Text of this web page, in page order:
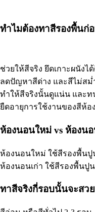
ทำไมต้องทาสีรองพื้นก่
ช่วยให้สีจริง ยึดเกาะผนังไ
ลดปัญหาสีด่าง และสีไม่สม่
ทำให้สีจริงนั้นดูแน่น และท
ยืดอายุการใช้งานของสีห้อ
ห้องนอนใหม่ vs ห้องน
ห้องนอนใหม่ ใช้สีรองพื้นปู
ห้องนอนเก่า ใช้สีรองพื้นปูน
ทาสีจริงกี่รอบนั้นจะสวย